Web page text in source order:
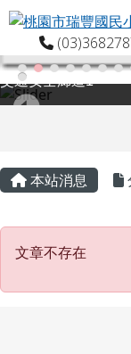
跳至主內容區
桃園市瑞豐
交通安全廊道1
主內容區域
本站消息
文章不存在
文章不存在
頁尾區域